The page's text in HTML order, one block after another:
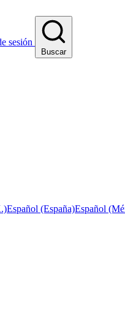
sesión
Buscar
Español (España)Español